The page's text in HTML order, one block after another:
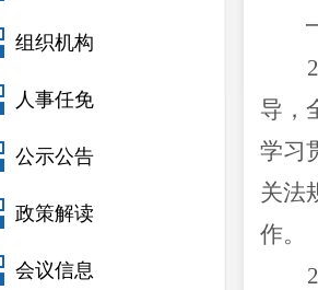
组织机构
人事任免
公示公告
政策解读
会议信息
导，
学习
关法
作。